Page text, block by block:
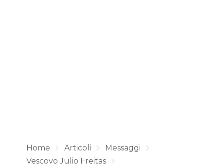
Home Articoli
Messaggi
Vescovo Julio Freitas